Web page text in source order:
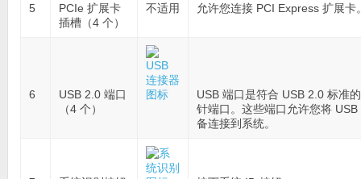
5
PCIe 扩展卡
插槽（4 个）
不适用 允许您连接 PCI Express 扩展卡
6
USB 2.0 端口
（4 个）
USB 端口是符合 USB 2.0 标准
针端口。这些端口允许您将 USB
备连接到系统。